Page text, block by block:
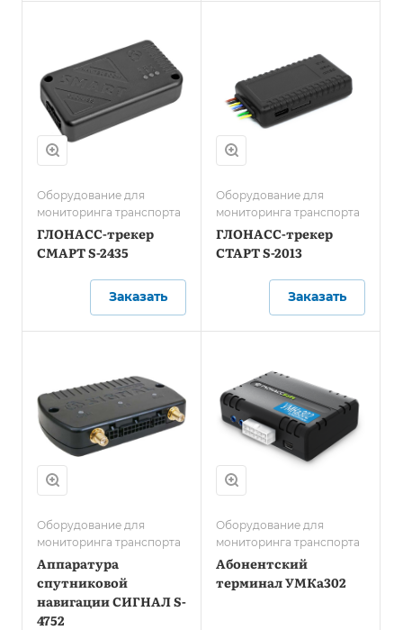
Оборудование для
мониторинга транспорта
ГЛОНАСС-трекер
СМАРТ S-2435
Заказать
Оборудование для
мониторинга транспорта
ГЛОНАСС-трекер
СТАРТ S-2013
Заказать
Оборудование для
мониторинга транспорта
Аппаратура
спутниковой
навигации СИГНАЛ S-
4752
Оборудование для
мониторинга транспорта
Абонентский
терминал УМКа302